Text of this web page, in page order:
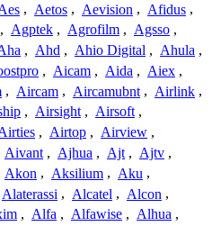
, Aetos , Aevision , Afidus ,
, Agptek , Agrofilm , Agsso ,
, Ahd , Ahio Digital , Ahula ,
, Aicam , Aida , Aiex ,
, Aircam , Aircamubnt , Airlink ,
, Airsight , Airsoft ,
, Airtop , Airview ,
Aivant , Ajhua , Ajt , Ajtv ,
Akon , Aksilium , Aku ,
Alaterassi , Alcatel , Alcon ,
, Alfa , Alfawise , Alhua ,